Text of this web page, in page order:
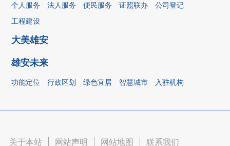
个人服务 法人服务 便民服务 证照联办
公司登记
工程建设
大美雄安
雄安未来
功能定位 行政区划 绿色宜居 智慧城市 入驻机构
关于本站 网站声明 网站地图 联系我们